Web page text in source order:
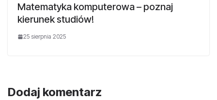
Matematyka komputerowa – poznaj
kierunek studiów!
25 sierpnia 2025
Dodaj komentarz